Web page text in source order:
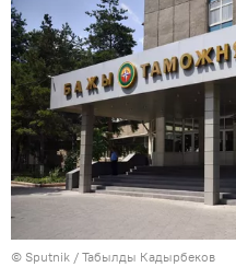
© Sputnik / Табылды Кадырбеков